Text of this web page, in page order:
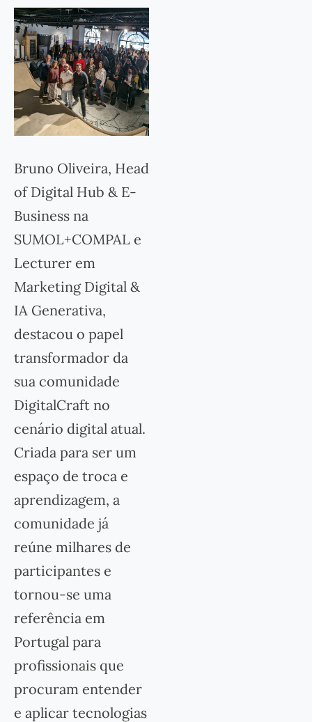
Bruno Oliveira, Head
of Digital Hub & E-
Business na
SUMOL+COMPAL e
Lecturer em
Marketing Digital &
IA Generativa,
destacou o papel
transformador da
sua comunidade
DigitalCraft no
cenário digital atual.
Criada para ser um
espaço de troca e
aprendizagem, a
comunidade já
reúne milhares de
participantes e
tornou-se uma
referência em
Portugal para
profissionais que
procuram entender
e aplicar tecnologias